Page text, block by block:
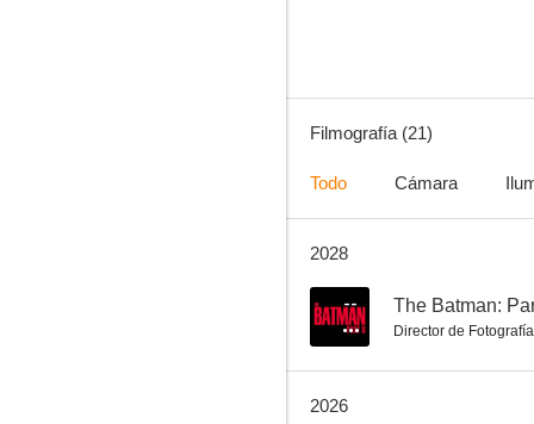
Filmografía (21)
Todo Cámara
2028
-- The Batman:
Director de Fotografía
2026